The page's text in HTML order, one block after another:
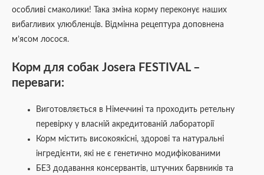
особливі смаколики! Така зміна корму переконує наших
вибагливих улюбленців. Відмінна рецептура доповнена
м’ясом лосося.
Корм для собак Josera FESTIVAL –
переваги:
Виготовляється в Німеччині та проходить ретельну
перевірку у власній акредитованій лабораторії
Корм містить високоякісні, здорові та натуральні
інгредієнти, які не є генетично модифікованими
БЕЗ додавання консервантів, штучних барвників та